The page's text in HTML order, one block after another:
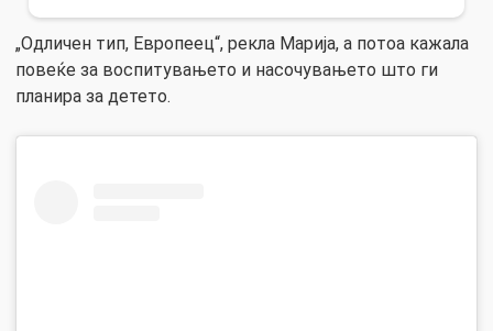
„Одличен тип, Европеец“, рекла Марија, а потоа кажала
повеќе за воспитувањето и насочувањето што ги
планира за детето.